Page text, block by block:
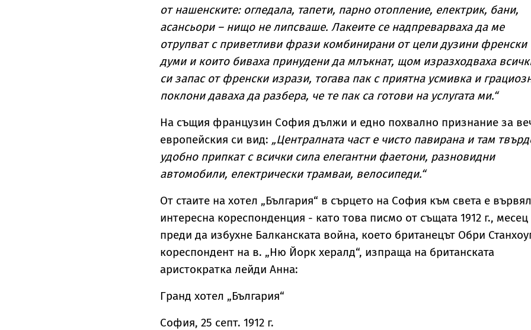
от нашенските: огледала, тапети, парно отопление, електрик, бани,
асансьори – нищо не липсваше. Лакеите се надпреварваха да ме
отрупват с приветливи фрази комбинирани от цели дузини френски
думи и които биваха принудени да млъкнат, щом изразходваха
си запас от френски изрази, тогава пак с приятна усмивка и
поклони даваха да разбера, че те пак са готови на услугата ми.“
На същия французин София дължи и едно похвално признание за
европейския си вид: „Централната част е чисто павирана и там
удобно припкат с всички сила елегантни фаетони, разновидни
автомобили, електрически трамваи, велосипеди.“
От стаите на хотел „България“ в сърцето на София към света е
интересна кореспонденция - като това писмо от същата 1912 г., месец
преди да избухне Балканската война, което британецът Обри
кореспондент на в. „Ню Йорк хералд“, изпраща на британската
аристократка лейди Анна:
Гранд хотел „България“
София, 25 септ. 1912 г.